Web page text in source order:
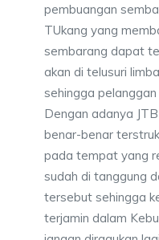
pembuangan
TUkang yang
sembarang dapat
akan di telusuri
sehingga
Dengan adanya
benar-benar
pada tempat yang
sudah di tanggung
tersebut sehingga
terjamin dalam